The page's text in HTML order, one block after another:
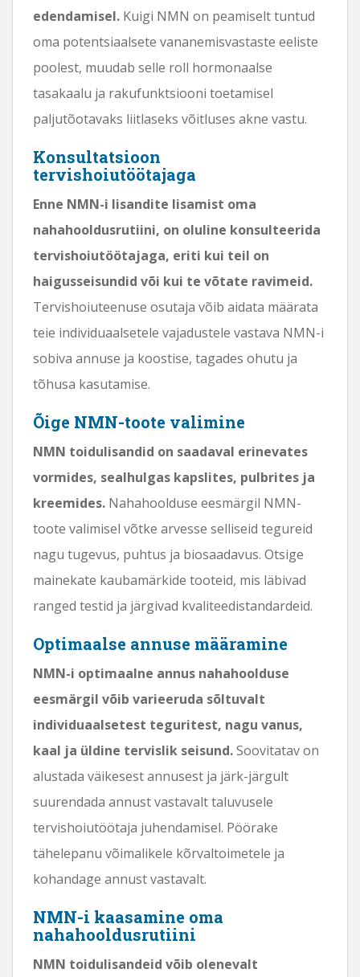
edendamisel. Kuigi NMN on peamiselt tuntud
oma potentsiaalsete vananemisvastaste eeliste
poolest, muudab selle roll hormonaalse
tasakaalu ja rakufunktsiooni toetamisel
paljutõotavaks liitlaseks võitluses akne vastu.
Konsultatsioon
tervishoiutöötajaga
Enne NMN-i lisandite lisamist oma
nahahooldusrutiini, on oluline konsulteerida
tervishoiutöötajaga, eriti kui teil on
haigusseisundid või kui te võtate ravimeid.
Tervishoiuteenuse osutaja võib aidata määrata
teie individuaalsetele vajadustele vastava NMN-i
sobiva annuse ja koostise, tagades ohutu ja
tõhusa kasutamise.
Õige NMN-toote valimine
NMN toidulisandid on saadaval erinevates
vormides, sealhulgas kapslites, pulbrites ja
kreemides. Nahahoolduse eesmärgil NMN-
toote valimisel võtke arvesse selliseid tegureid
nagu tugevus, puhtus ja biosaadavus. Otsige
mainekate kaubamärkide tooteid, mis läbivad
ranged testid ja järgivad kvaliteedistandardeid.
Optimaalse annuse määramine
NMN-i optimaalne annus nahahoolduse
eesmärgil võib varieeruda sõltuvalt
individuaalsetest teguritest, nagu vanus,
kaal ja üldine tervislik seisund.Soovitatav on
alustada väikesest annusest ja järk-järgult
suurendada annust vastavalt taluvusele
tervishoiutöötaja juhendamisel. Pöörake
tähelepanu võimalikele kõrvaltoimetele ja
kohandage annust vastavalt.
NMN-i kaasamine oma
nahahooldusrutiini
NMN toidulisandeid võib olenevalt